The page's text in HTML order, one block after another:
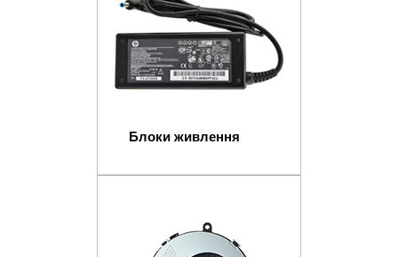
Блоки живлення